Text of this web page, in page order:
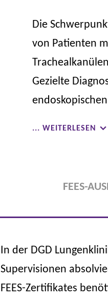
Die
von Patienten
Gezielte
... WEITERLESEN
FEES-
In der DGD
Supervisionen
FEES-Zertifikates